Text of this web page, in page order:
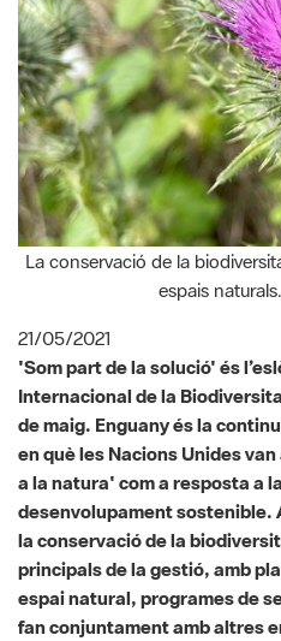
La conservació de la
espais
21/05/2021
'Som part de la solució' és
Internacional de la
de maig. Enguany és la
en què les Nacions Unides
a la natura' com a resposta a
desenvolupament sostenible.
la conservació de la
principals de la gestió, amb
espai natural, programes de
fan conjuntament amb altres